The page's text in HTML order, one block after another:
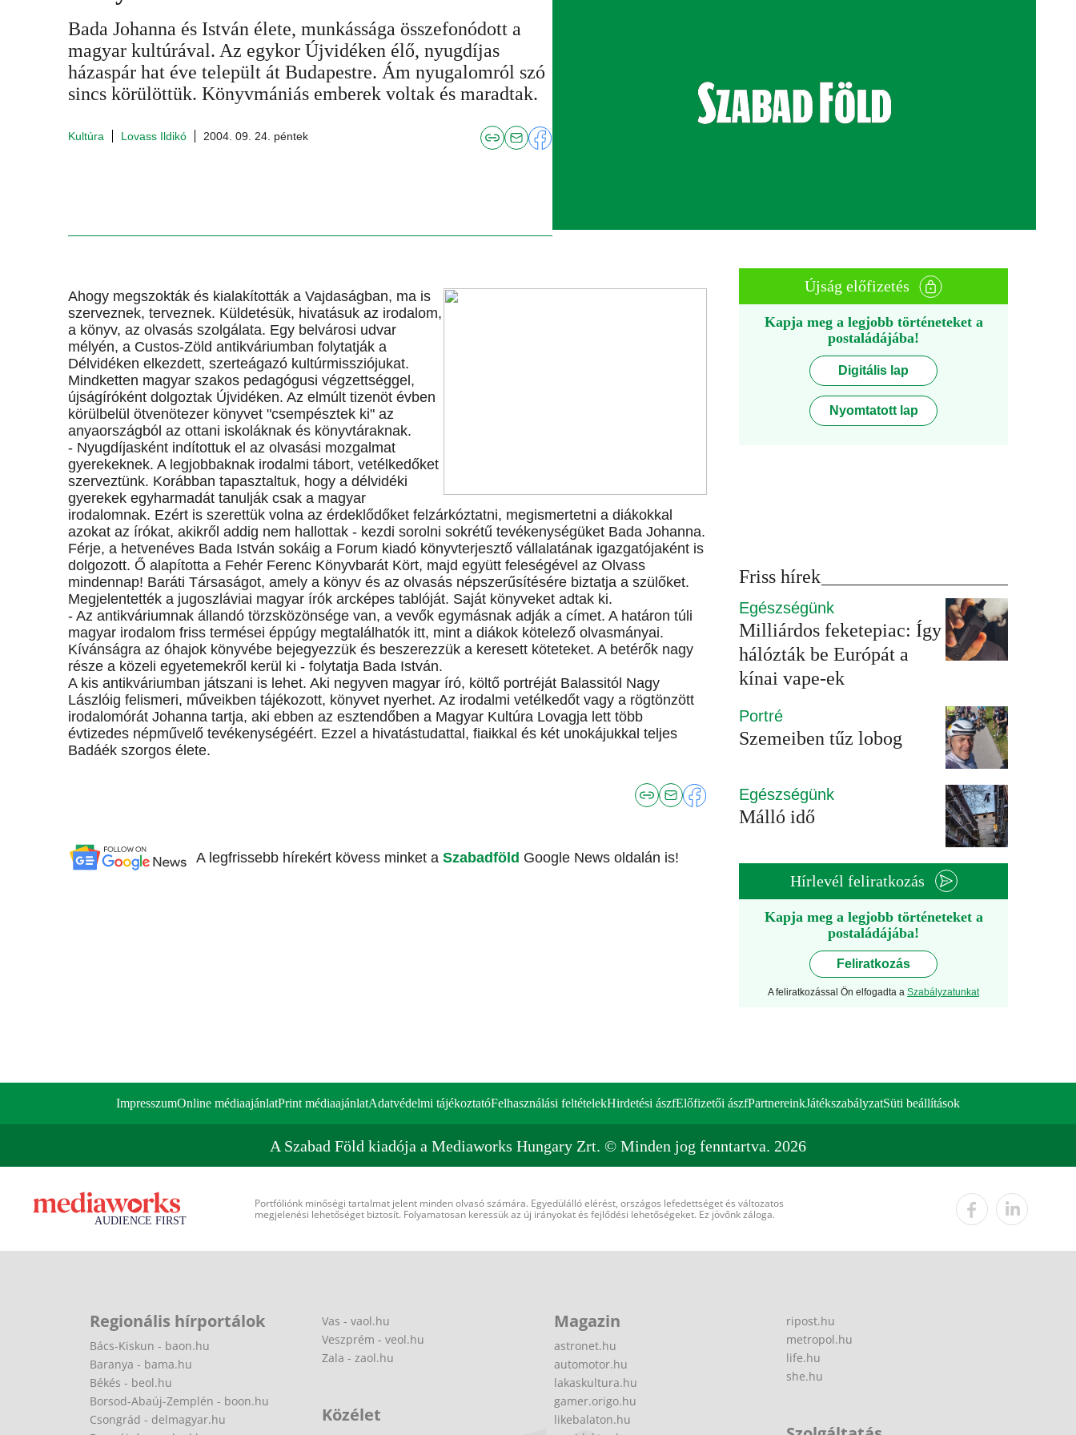
Bada Johanna és István élete, munkássága összefonódott a
magyar kultúrával. Az egykor Újvidéken élő, nyugdíjas
házaspár hat éve települt át Budapestre. Ám nyugalomról szó
sincs körülöttük. Könyvmániás emberek voltak és maradtak.
Kultúra Lovass Ildikó 2004. 09. 24. péntek
Ahogy megszokták és kialakították a Vajdaságban, ma is
szerveznek, terveznek. Küldetésük, hivatásuk az irodalom,
a könyv, az olvasás szolgálata. Egy belvárosi udvar
mélyén, a Custos-Zöld antikváriumban folytatják a
Délvidéken elkezdett, szerteágazó kultúrmissziójukat.
Mindketten magyar szakos pedagógusi végzettséggel,
újságíróként dolgoztak Újvidéken. Az elmúlt tizenöt évben
körülbelül ötvenötezer könyvet "csempésztek ki" az
anyaországból az ottani iskoláknak és könyvtáraknak.
- Nyugdíjasként indítottuk el az olvasási mozgalmat
gyerekeknek. A legjobbaknak irodalmi tábort, vetélkedőket
szerveztünk. Korábban tapasztaltuk, hogy a délvidéki
gyerekek egyharmadát tanulják csak a magyar
irodalomnak. Ezért is szerettük volna az érdeklődőket felzárkóztatni, megismertetni a diákokkal
azokat az írókat, akikről addig nem hallottak - kezdi sorolni sokrétű tevékenységüket Bada Johanna.
Férje, a hetvenéves Bada István sokáig a Forum kiadó könyvterjesztő vállalatának igazgatójaként is
dolgozott. Ő alapította a Fehér Ferenc Könyvbarát Kört, majd együtt feleségével az Olvass
mindennap! Baráti Társaságot, amely a könyv és az olvasás népszerűsítésére biztatja a szülőket.
Megjelentették a jugoszláviai magyar írók arcképes tablóját. Saját könyveket adtak ki.
- Az antikváriumnak állandó törzsközönsége van, a vevők egymásnak adják a címet. A határon túli
magyar irodalom friss termései éppúgy megtalálhatók itt, mint a diákok kötelező olvasmányai.
Kívánságra az óhajok könyvébe bejegyezzük és beszerezzük a keresett köteteket. A betérők nagy
része a közeli egyetemekről kerül ki - folytatja Bada István.
A kis antikváriumban játszani is lehet. Aki negyven magyar író, költő portréját Balassitól Nagy
Lászlóig felismeri, műveikben tájékozott, könyvet nyerhet. Az irodalmi vetélkedőt vagy a rögtönzött
irodalomórát Johanna tartja, aki ebben az esztendőben a Magyar Kultúra Lovagja lett több
évtizedes népművelő tevékenységéért. Ezzel a hivatástudattal, fiaikkal és két unokájukkal teljes
Badáék szorgos élete.
A legfrissebb hírekért kövess minket a Szabadföld Google News oldalán is!
Újság előfizetés
Kapja meg a legjobb történeteket a
postaládájába!
Digitális lap
Nyomtatott lap
Friss hírek
Egészségünk
Milliárdos feketepiac: Így
hálózták be Európát a
kínai vape-ek
Portré
Szemeiben tűz lobog
Egészségünk
Málló idő
Hírlevél feliratkozás
Kapja meg a legjobb történeteket a
postaládájába!
Feliratkozás
A feliratkozással Ön elfogadta a Szabályzatunkat
ImpresszumOnline médiaajánlatPrint médiaajánlatAdatvédelmi tájékoztatóFelhasználási feltételekHirdetési ászfElőfizetői ászfPartnereinkJátékszabályzatSüti beállítások
A Szabad Föld kiadója a Mediaworks Hungary Zrt. © Minden jog fenntartva. 2026
Portfóliónk minőségi tartalmat jelent minden olvasó számára. Egyedülálló elérést, országos lefedettséget és változatos
megjelenési lehetőséget biztosít. Folyamatosan keressük az új irányokat és fejlődési lehetőségeket. Ez jövőnk záloga.
Regionális hírportálok
Bács-Kiskun - baon.hu
Baranya - bama.hu
Békés - beol.hu
Borsod-Abaúj-Zemplén - boon.hu
Csongrád - delmagyar.hu
Vas - vaol.hu
Veszprém - veol.hu
Zala - zaol.hu
Közélet
Magazin
astronet.hu
automotor.hu
lakaskultura.hu
gamer.origo.hu
likebalaton.hu
ripost.hu
metropol.hu
life.hu
she.hu